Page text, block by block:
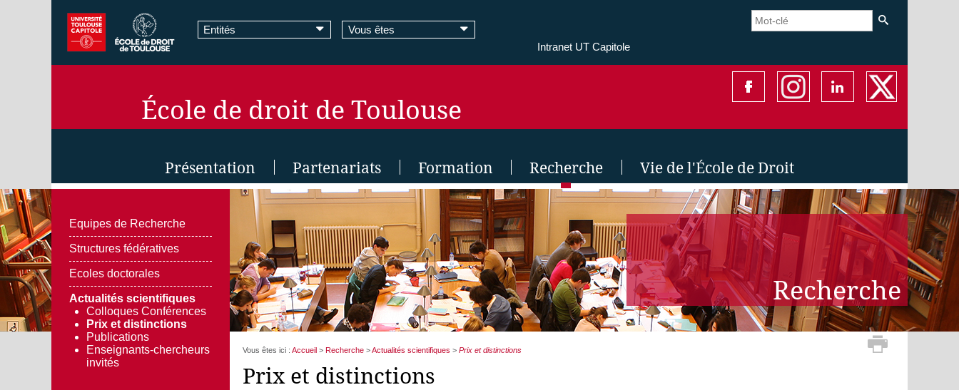
Entités Vous êtes
École de droit de Toulouse
Présentation Partenariats Formation Recherche Vie de l'École de Droit
Recherche
Equipes de Recherche
Structures fédératives
Ecoles doctorales
Actualités scientifiques
Colloques Conférences
Prix et distinctions
Publications
Enseignants-chercheurs
invités
Vous êtes ici : Accueil> Recherche>Actualités scientifiques > Prix et distinctions
Prix et distinctions
Intranet UT Capitole